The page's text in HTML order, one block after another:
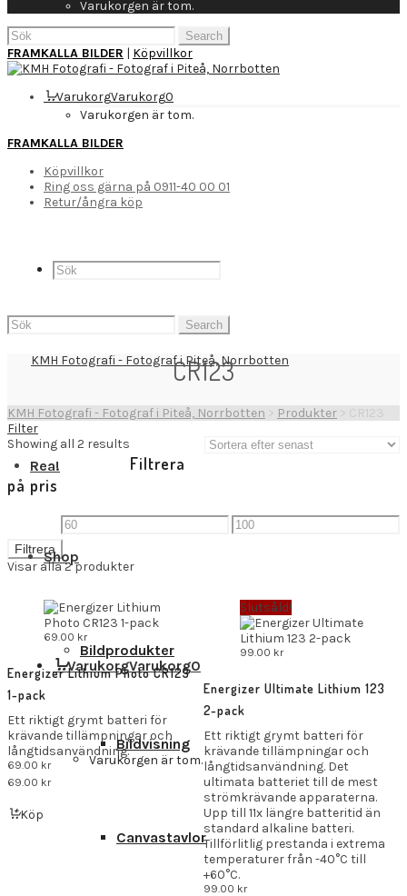
Varukorgen är tom.
Search
for:
FRAMKALLA BILDER | Köpvillkor
VarukorgVarukorg0
Varukorgen är tom.
FRAMKALLA BILDER
Köpvillkor
Ring oss gärna på 0911-40 00 01
Retur/ångra köp
Rea!
Shop
Bildprodukter
Bildvisning
Canvastavlor
VarukorgVarukorg0
Varukorgen är tom.
Search
for:
CR123
KMH Fotografi - Fotograf i Piteå, Norrbotten > Produkter > CR123
Filter
Showing all 2 results
Filtrera
på pris
Min Max
Filtrera
Visar alla 2 produkter
69.00 kr
Energizer Lithium Photo CR123
1-pack
Ett riktigt grymt batteri för
krävande tillämpningar och
långtidsanvändning.
69.00 kr
69.00 kr
Köp
Slutsåld!
99.00 kr
Energizer Ultimate Lithium 123
2-pack
Ett riktigt grymt batteri för
krävande tillämpningar och
långtidsanvändning. Det
ultimata batteriet till de mest
strömkrävande apparaterna.
Upp till 11x längre batteritid än
standard alkaline batteri.
Tillförlitlig prestanda i extrema
temperaturer från -40°C till
+60°C.
99.00 kr